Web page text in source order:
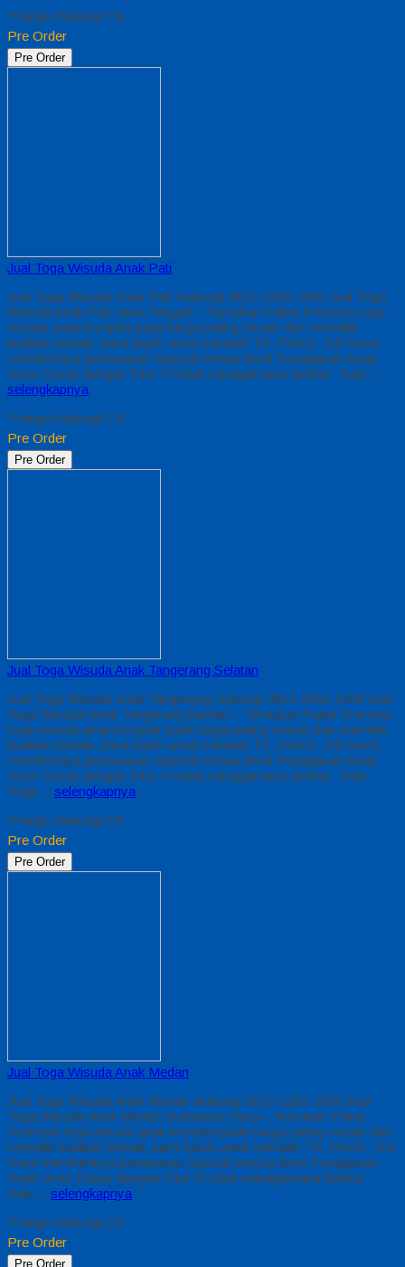
*Harga Hubungi CS
Pre Order
Pre Order
Jual Toga Wisuda Anak Pati
Jual Toga Wisuda Anak Pati Hubungi 0812-2282-1060 Jual Toga
Wisuda Anak Pati Jawa Tengah – Temukan Paket Promosi toga
wisuda anak komplet pada harga paling murah dan memiliki
kualitas terbaik, kami kasih untuk sekolah TK, PAUD , SD Kami
memberinya penawaran Special semua level Pengajaran Anak
Umur Dasar dengan Fitur Produk sebagaimana berikut : Kain…
selengkapnya
*Harga Hubungi CS
Pre Order
Pre Order
Jual Toga Wisuda Anak Tangerang Selatan
Jual Toga Wisuda Anak Tangerang Hubungi 0812-2282-1060 Jual
Toga Wisuda Anak Tangerang Banten – Temukan Paket Promosi
toga wisuda anak komplet pada harga paling murah dan memiliki
kualitas terbaik, kami kasih untuk sekolah TK, PAUD , SD Kami
memberinya penawaran Special semua level Pengajaran Anak
Umur Dasar dengan Fitur Produk sebagaimana berikut : Kain
Toga… selengkapnya
*Harga Hubungi CS
Pre Order
Pre Order
Jual Toga Wisuda Anak Medan
Jual Toga Wisuda Anak Medan Hubungi 0812-2282-1060 Jual
Toga Wisuda Anak Medan Sumatera Utara – Temukan Paket
Promosi toga wisuda anak komplet pada harga paling murah dan
memiliki kualitas terbaik, kami kasih untuk sekolah TK, PAUD , SD
Kami memberinya penawaran Special semua level Pengajaran
Anak Umur Dasar dengan Fitur Produk sebagaimana berikut :
Kain… selengkapnya
*Harga Hubungi CS
Pre Order
Pre Order